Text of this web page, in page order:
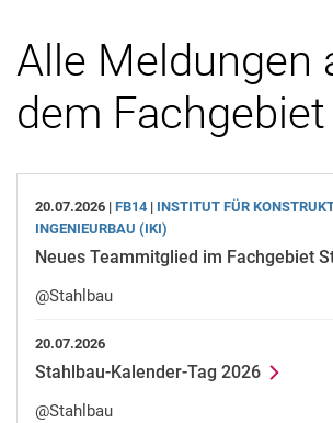
Alle Meldungen
Alle Meldungen
dem Fachgebiet
20.07.2026 | FB14 | INSTITUT FÜR
INGENIEURBAU (IKI)
Neues Teammitglied im Fachgebiet
@Stahlbau
20.07.2026
Stahlbau-Kalender-Tag 2026
@Stahlbau